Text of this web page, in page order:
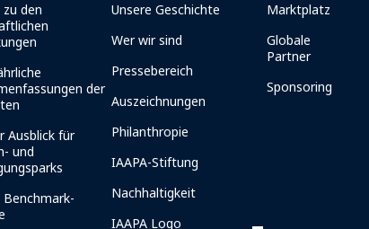
den
der
Ausblick für
und
Benchmark-
Unsere Geschichte
Wer wir sind
Pressebereich
Auszeichnungen
Philanthropie
IAAPA-Stiftung
Nachhaltigkeit
IAAPA Logo
Marktplatz
Globale
Partner
Sponsoring